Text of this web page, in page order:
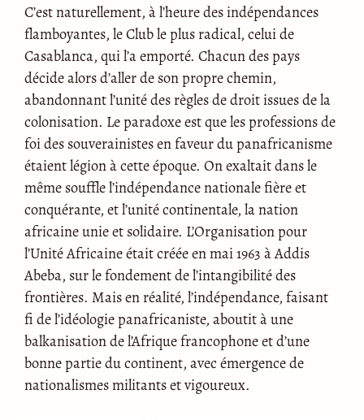
C’est naturellement, à l’heure des indépendances
flamboyantes, le Club le plus radical, celui de
Casablanca, qui l’a emporté. Chacun des pays
décide alors d’aller de son propre chemin,
abandonnant l’unité des règles de droit issues de la
colonisation. Le paradoxe est que les professions de
foi des souverainistes en faveur du panafricanisme
étaient légion à cette époque. On exaltait dans le
même souffle l’indépendance nationale fière et
conquérante, et l’unité continentale, la nation
africaine unie et solidaire. L’Organisation pour
l’Unité Africaine était créée en mai 1963 à Addis
Abeba, sur le fondement de l’intangibilité des
frontières. Mais en réalité, l’indépendance, faisant
fi de l’idéologie panafricaniste, aboutit à une
balkanisation de l’Afrique francophone et d’une
bonne partie du continent, avec émergence de
nationalismes militants et vigoureux.